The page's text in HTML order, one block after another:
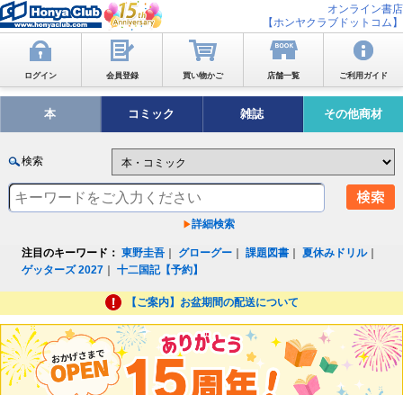
オンライン書店
【ホンヤクラブドットコム】
ログイン 会員登録 買い物かご 店舗一覧 ご利用ガイド
本 コミック 雑誌 その他商材
検索
詳細検索
注目のキーワード： 東野圭吾 グローグー ｜課題図書 ｜夏休みドリル｜
ゲッターズ 2027 ｜十二国記【予約】
【ご案内】お盆期間の配送について